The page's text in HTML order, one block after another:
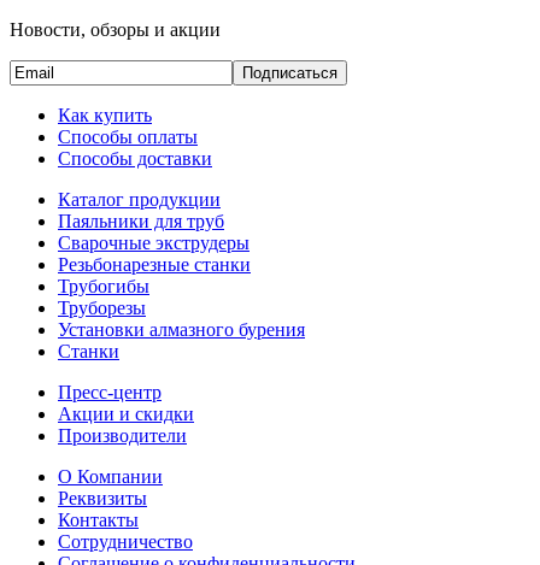
Новости, обзоры и акции
Подписаться
Как купить
Способы оплаты
Способы доставки
Каталог продукции
Паяльники для труб
Сварочные экструдеры
Резьбонарезные станки
Трубогибы
Труборезы
Установки алмазного бурения
Станки
Пресс-центр
Акции и скидки
Производители
О Компании
Реквизиты
Контакты
Сотрудничество